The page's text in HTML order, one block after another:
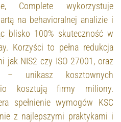
Complete wykorzystuje
na behavioralnej analizie i
blisko 100% skuteczność w
Korzyści to pełna redukcja
jak NIS2 czy ISO 27001, oraz
– unikasz kosztownych
kosztują firmy miliony.
spełnienie wymogów KSC
z najlepszymi praktykami i